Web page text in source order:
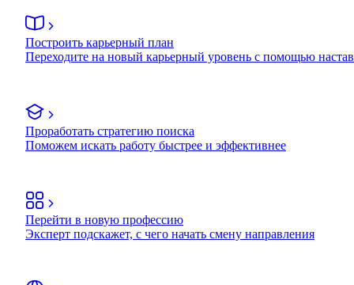
Построить карьерный план
Переходите на новый карьерный уровень с помощью
Проработать стратегию поиска
Поможем искать работу быстрее и эффективнее
Перейти в новую профессию
Эксперт подскажет, с чего начать смену направления